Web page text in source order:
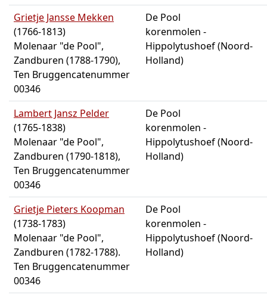
Grietje Jansse Mekken
(1766-1813)
Molenaar "de Pool",
Zandburen (1788-1790),
Ten Bruggencatenummer
00346
De Pool
korenmolen -
Hippolytushoef (Noord-
Holland)
Lambert Jansz Pelder
(1765-1838)
Molenaar "de Pool",
Zandburen (1790-1818),
Ten Bruggencatenummer
00346
De Pool
korenmolen -
Hippolytushoef (Noord-
Holland)
Grietje Pieters Koopman
(1738-1783)
Molenaar "de Pool",
Zandburen (1782-1788).
Ten Bruggencatenummer
00346
De Pool
korenmolen -
Hippolytushoef (Noord-
Holland)